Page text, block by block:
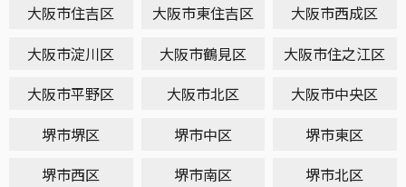
大阪市住吉区
大阪市東住吉区
大阪市西成区
大阪市淀川区
大阪市鶴見区
大阪市住之江区
大阪市平野区
大阪市北区
大阪市中央区
堺市堺区
堺市中区
堺市東区
堺市西区
堺市南区
堺市北区